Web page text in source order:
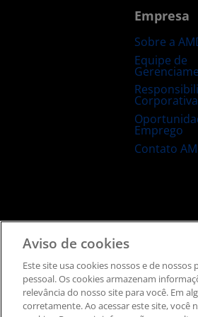
Empresa
Sobre a
Equipe de
Corporativa
Emprego
Contato
Termos e Condições
Aviso de cookies
Este site usa cookies nossos e de
pessoal. ​Os cookies armazenam
relevância do nosso site para você. Em
corretamente. Ao acessar este site, você